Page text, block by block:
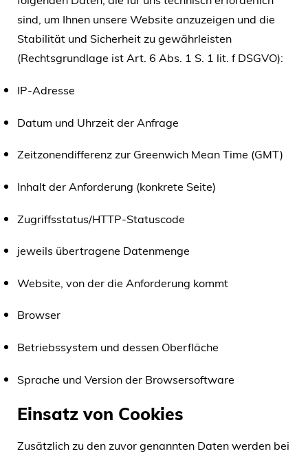
sind, um Ihnen unsere Website anzuzeigen und die
Stabilität und Sicherheit zu gewährleisten
(Rechtsgrundlage ist Art. 6 Abs. 1 S. 1 lit. f DSGVO):
IP-Adresse
Datum und Uhrzeit der Anfrage
Zeitzonendifferenz zur Greenwich Mean Time (GMT)
Inhalt der Anforderung (konkrete Seite)
Zugriffsstatus/HTTP-Statuscode
jeweils übertragene Datenmenge
Website, von der die Anforderung kommt
Browser
Betriebssystem und dessen Oberfläche
Sprache und Version der Browsersoftware
Einsatz von Cookies
Zusätzlich zu den zuvor genannten Daten werden bei